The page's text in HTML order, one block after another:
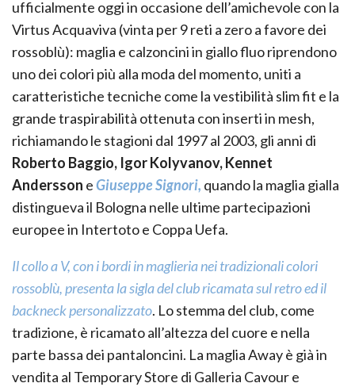
ufficialmente oggi in occasione dell’amichevole con la
Virtus Acquaviva (vinta per 9 reti a zero a favore dei
rossoblù): maglia e calzoncini in giallo fluo riprendono
uno dei colori più alla moda del momento, uniti a
caratteristiche tecniche come la vestibilità slim fit e la
grande traspirabilità ottenuta con inserti in mesh,
richiamando le stagioni dal 1997 al 2003, gli anni di
Roberto Baggio, Igor Kolyvanov, Kennet
Andersson eGiuseppe Signori, quando la maglia gialla
distingueva il Bologna nelle ultime partecipazioni
europee in Intertoto e Coppa Uefa.
Il collo a V, con i bordi in maglieria nei tradizionali colori
rossoblù, presenta la sigla del club ricamata sul retro ed il
backneck personalizzato. Lo stemma del club, come
tradizione, è ricamato all’altezza del cuore e nella
parte bassa dei pantaloncini. La maglia Away è già in
vendita al Temporary Store di Galleria Cavour e